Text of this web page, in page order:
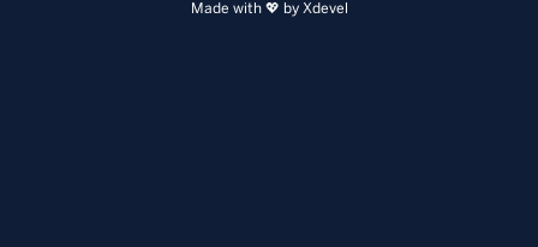
Made with 💖 by Xdevel